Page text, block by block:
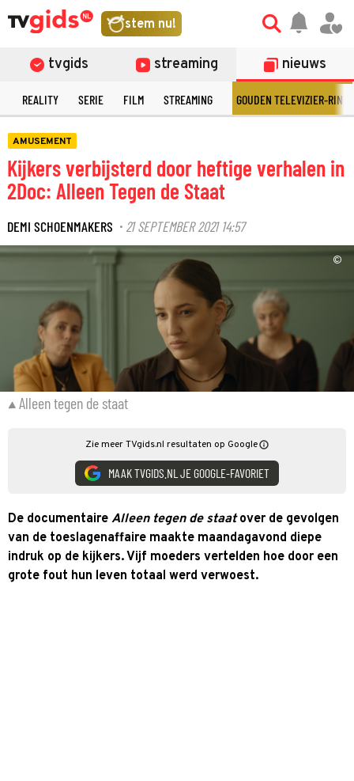
stem nu!
tvgids streaming nieuws
REALITY SERIE FILM STREAMING GOUDEN TELEVIZIER-RING
AMUSEMENT
Kijkers verbijsterd door heftige verhalen in
2Doc: Alleen Tegen de Staat
DEMI SCHOENMAKERS · 21 SEPTEMBER 2021 14:57
©
Alleen tegen de staat
Zie meer TVgids.nl resultaten op Google
MAAK TVGIDS.NL JE GOOGLE-FAVORIET
De documentaire Alleen tegen de staatover de gevolgen
van de toeslagenaffaire maakte maandagavond diepe
indruk op de kijkers. Vijf moeders vertelden hoe door een
grote fout hun leven totaal werd verwoest.